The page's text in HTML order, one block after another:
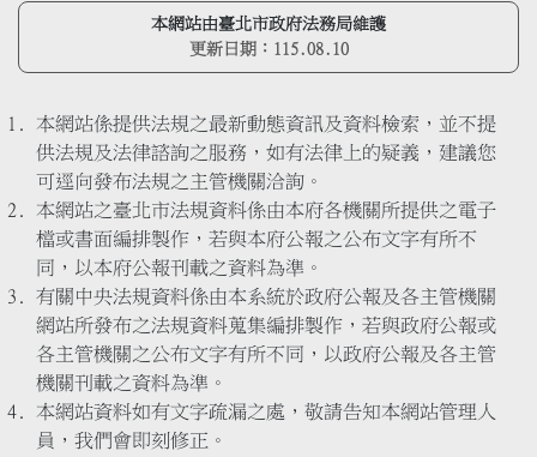
本網站由臺北市政府法務局維護
更新日期： 115.08.10
本網站係提供法規之最新動態資訊及資料檢索，並不提
供法規及法律諮詢之服務，如有法律上的疑義，建議您
可逕向發布法規之主管機關洽詢。
本網站之臺北市法規資料係由本府各機關所提供之電子
檔或書面編排製作，若與本府公報之公布文字有所不
同，以本府公報刊載之資料為準。
有關中央法規資料係由本系統於政府公報及各主管機關
網站所發布之法規資料蒐集編排製作，若與政府公報或
各主管機關之公布文字有所不同，以政府公報及各主管
機關刊載之資料為準。
本網站資料如有文字疏漏之處，敬請告知本網站管理人
員，我們會即刻修正。